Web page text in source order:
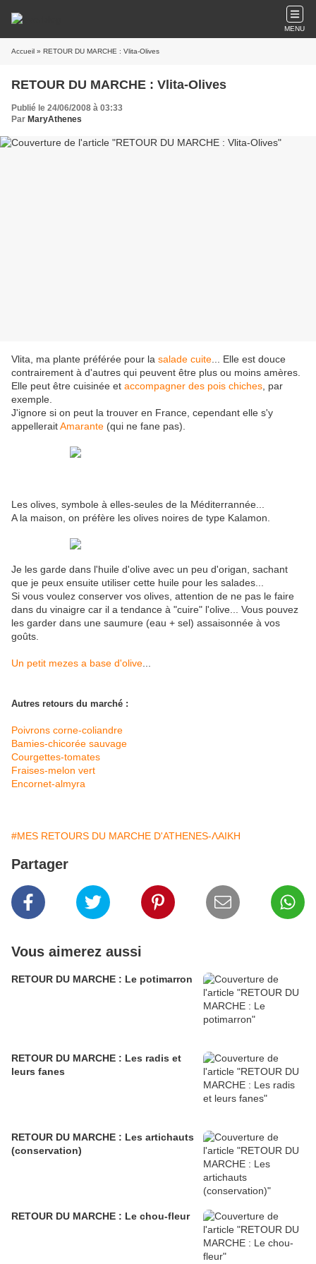
MENU
Accueil » RETOUR DU MARCHE : Vlita-Olives
RETOUR DU MARCHE : Vlita-Olives
Publié le 24/06/2008 à 03:33
Par MaryAthenes
Vlita, ma plante préférée pour la salade cuite ... Elle est douce
contrairement à d'autres qui peuvent être plus ou moins amères.
Elle peut être cuisinée et accompagner des pois chiches , par
exemple.
J'ignore si on peut la trouver en France, cependant elle s'y
appelleraitAmarante (qui ne fane pas).
Les olives, symbole à elles-seules de la Méditerrannée...
A la maison, on préfère les olives noires de type Kalamon.
Je les garde dans l'huile d'olive avec un peu d'origan, sachant
que je peux ensuite utiliser cette huile pour les salades...
Si vous voulez conserver vos olives, attention de ne pas le faire
dans du vinaigre car il a tendance à "cuire" l'olive... Vous pouvez
les garder dans une saumure (eau + sel) assaisonnée à vos
goûts.
Un petit mezes a base d'olive
Autres retours du marché :
Poivrons corne-coliandre
Bamies-chicorée sauvage
Courgettes-tomates
Fraises-melon vert
Encornet-almyra
#MES RETOURS DU MARCHE D'ATHENES-ΛΑΙΚΗ
Partager
Vous aimerez aussi
RETOUR DU MARCHE : Le potimarron
RETOUR DU MARCHE : Les radis et
leurs fanes
RETOUR DU MARCHE : Les artichauts
(conservation)
RETOUR DU MARCHE : Le chou-fleur